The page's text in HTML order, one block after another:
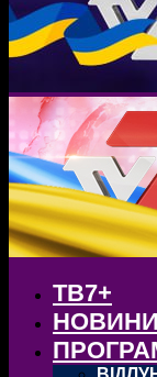
ТВ7+
НОВИНИ